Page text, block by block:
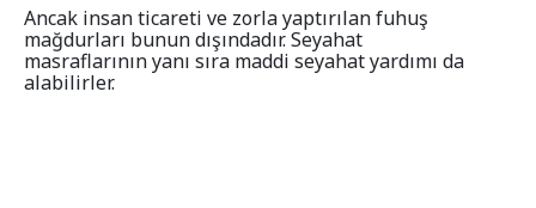
Ancak insan ticareti ve zorla yaptırılan fuhuş
mağdurları bunun dışındadır. Seyahat
masraflarının yanı sıra maddi seyahat yardımı da
alabilirler.